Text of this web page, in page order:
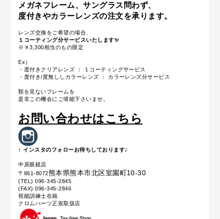
メガネフレーム、サングラス問わず、
度付きやカラーレンズの注文を承ります。
レンズ交換をご希望の場合、
１コーティング分サービスいたします✨
※￥3,300相当のもの限定
Ex）
・度付きクリアレンズ ： １コーティングサービス
・度付き/度無ししカラーレンズ ： カラーレンズ分サービス
類を見ないフレームを
是非この機会にご堪能下さいませ。
お問い合わせはこちら
↑ インスタのフォローお待ちしております♪
中原眼鏡店
〒861-8072熊本県熊本市北区室園町10-30
(TEL) 096-345-2845
(FAX) 096-345-2846
視能訓練士在籍
クロムハーツ正規取扱店